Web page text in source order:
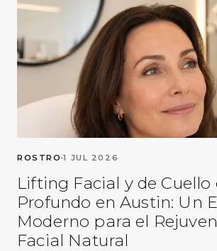
ROSTRO 1 JUL 2026
Lifting Facial y de Cuello
Profundo en Austin: Un
Moderno para el
Facial Natural